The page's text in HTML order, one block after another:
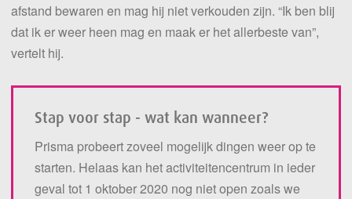
afstand bewaren en mag hij niet verkouden zijn. “Ik ben blij
dat ik erweer heen mag en maak er het allerbeste van”,
vertelt hij.
Stap voor stap - wat kan wanneer?
Prisma probeertzoveel mogelijk dingen weer op te
starten. Helaas kan het activiteitencentrum in ieder
geval tot 1 oktober 2020 nog nietopen zoals we